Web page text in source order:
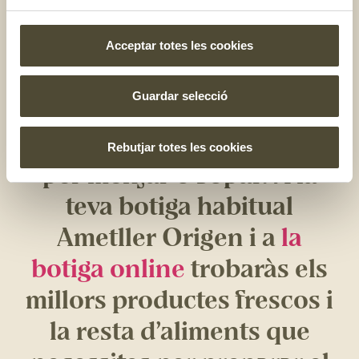
Acceptar totes les cookies
Guardar selecció
Rebutjar totes les cookies
menjar en molts països i d’aquest plat ha nascut el bowl de
menjar saludable.
Ara que ho saps tot sobre
els bowls de menjar, no
dubtis a preparar-te’n un
per menjar o sopar. A la
teva botiga habitual
Ametller Origen i ala
botiga onlinetrobaràs els
millors productes frescos i
la resta d’aliments que